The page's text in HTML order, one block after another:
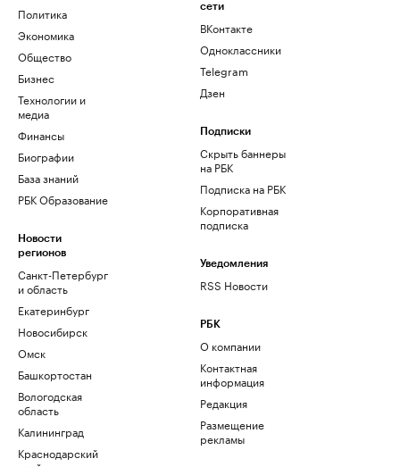
Политика
Экономика
Общество
Бизнес
Технологии и
медиа
Финансы
Биографии
База знаний
РБК Образование
Новости
регионов
Санкт-Петербург
и область
Екатеринбург
Новосибирск
Омск
Башкортостан
Вологодская
область
Калининград
Краснодарский
сети
ВКонтакте
Одноклассники
Telegram
Дзен
Подписки
Скрыть баннеры
на РБК
Подписка на РБК
Корпоративная
подписка
Уведомления
RSS Новости
РБК
О компании
Контактная
информация
Редакция
Размещение
рекламы